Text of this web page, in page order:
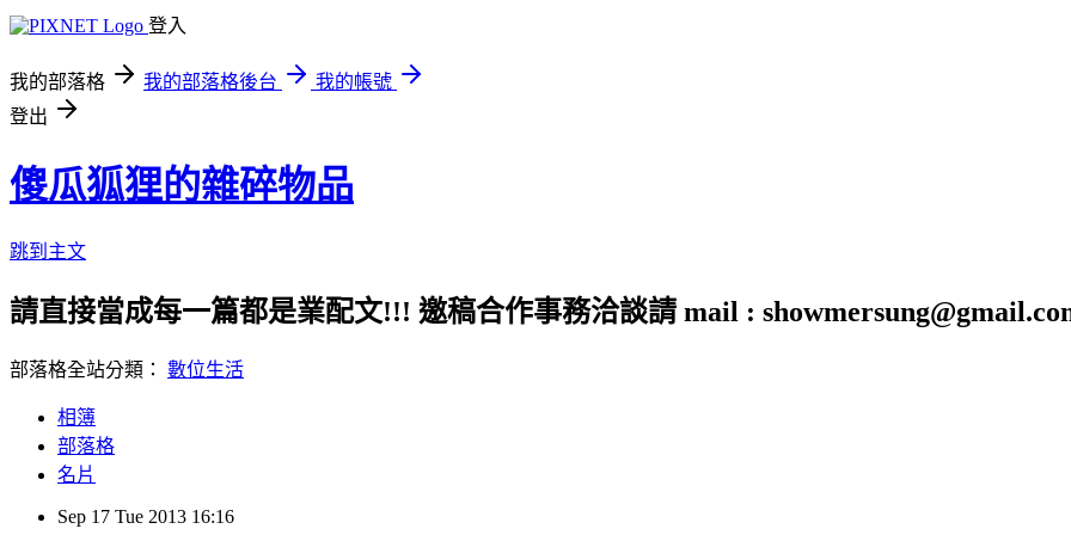
登入
我的部落格 我的部落格後台
我的帳號
登出
傻瓜狐狸的雜碎物品
跳到主文
請直接當成每一篇都是業配文!!! 邀稿合作事務洽談請 mail :
部落格全站分類： 數位生活
相簿
部落格
名片
Sep 17 Tue 2013 16:16